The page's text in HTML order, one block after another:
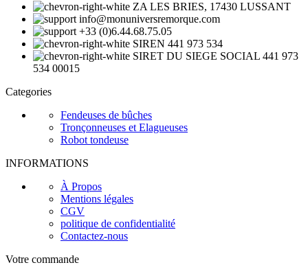
ZA LES BRIES, 17430 LUSSANT
info@monuniversremorque.com
+33 (0)6.44.68.75.05
SIREN 441 973 534
SIRET DU SIEGE SOCIAL 441 973
534 00015
Categories
Fendeuses de bûches
Tronçonneuses et Elagueuses
Robot tondeuse
INFORMATIONS
À Propos
Mentions légales
CGV
politique de confidentialité
Contactez-nous
Votre commande